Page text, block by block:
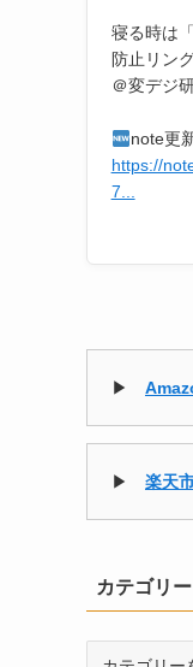
寝る時は
防止リン
＠変デジ
note更
https://
7...
▶
▶ 楽天
カテゴリー